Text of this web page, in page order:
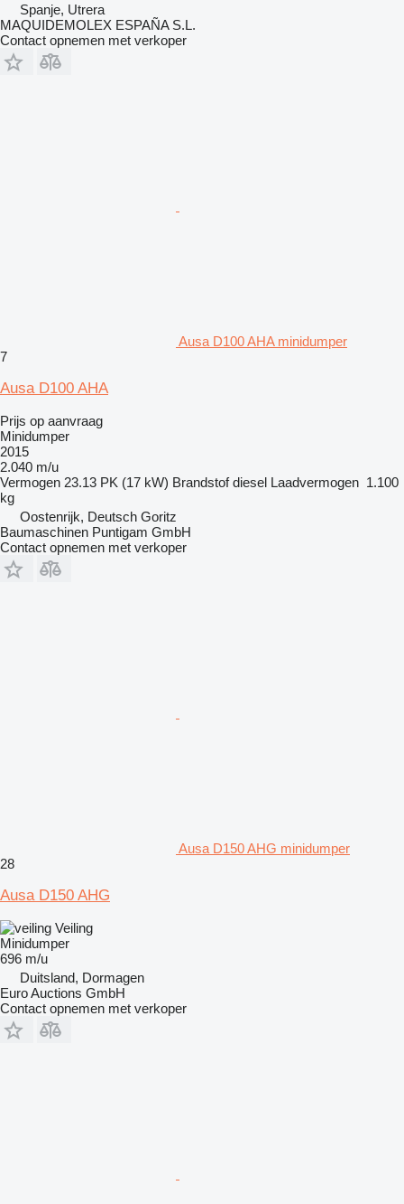
Spanje, Utrera
MAQUIDEMOLEX ESPAÑA S.L.
Contact opnemen met verkoper
Ausa D100 AHA minidumper
7
Ausa D100 AHA
Prijs op aanvraag
Minidumper
2015
2.040 m/u
Vermogen 23.13 PK (17 kW) Brandstof diesel Laadvermogen 1.100
kg
Oostenrijk, Deutsch Goritz
Baumaschinen Puntigam GmbH
Contact opnemen met verkoper
Ausa D150 AHG minidumper
28
Ausa D150 AHG
Veiling
Minidumper
696 m/u
Duitsland, Dormagen
Euro Auctions GmbH
Contact opnemen met verkoper